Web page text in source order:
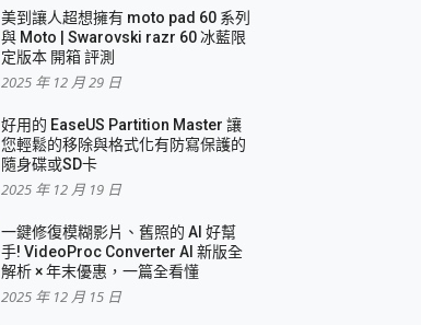
美到讓人超想擁有 moto pad 60 系列
與 Moto | Swarovski razr 60 冰藍限
定版本 開箱 評測
2025 年 12 月 29 日
好用的 EaseUS Partition Master 讓
您輕鬆的移除與格式化有防寫保護的
隨身碟或SD卡
2025 年 12 月 19 日
一鍵修復模糊影片、舊照的 AI 好幫
手! VideoProc Converter AI 新版全
解析 × 年末優惠，一篇全看懂
2025 年 12 月 15 日